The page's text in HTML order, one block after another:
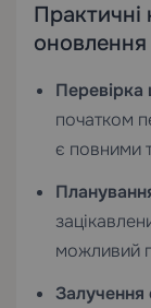
Практичні
оновлення
Перевірка
початком
є повними
можливий
Залучення